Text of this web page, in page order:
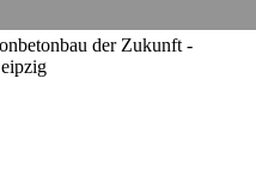
der Zukunft -